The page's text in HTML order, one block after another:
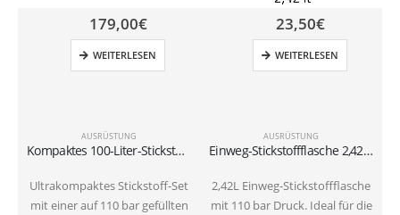
AUSRÜSTUNG
Kompaktes 100-Liter-Stickstoff-Set (110 bar) für Druckprüfungen und Spülungen im HLK-Bereich | Druckminderer auf 50 bar für R32 und R410A
Ultrakompaktes Stickstoff-Set
mit einer auf 110 bar gefüllten
179,00€
WEITERLESEN
AUSRÜSTUNG
Einweg-Stickstoffflasche 2,42 L – 110 Bar | Für Dichtheitsprüfung & HVAC
2,42L Einweg-Stickstoffflasche
mit 110 bar Druck. Ideal für die
23,50€
WEITERLESEN